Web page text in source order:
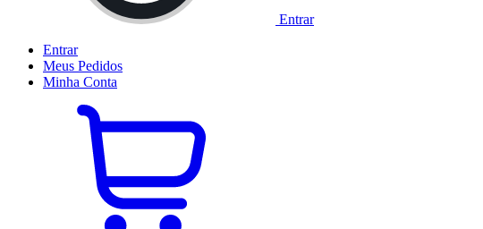
Entrar
Entrar
Meus Pedidos
Minha Conta